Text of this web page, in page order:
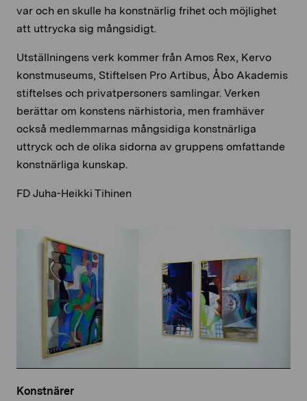
Konstnärer
var och en skulle ha konstnärlig frihet och möjlighet
att uttrycka sig mångsidigt.
Utställningens verk kommer från Amos Rex, Kervo
konstmuseums, Stiftelsen Pro Artibus, Åbo Akademis
stiftelses och privatpersoners samlingar. Verken
berättar om konstens närhistoria, men framhäver
också medlemmarnas mångsidiga konstnärliga
uttryck och de olika sidorna av gruppens omfattande
konstnärliga kunskap.
FD Juha-Heikki Tihinen